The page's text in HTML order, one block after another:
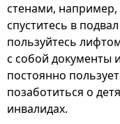
стенами,
спуститесь в
пользуйтесь
с собой документы
постоянно
позаботиться о
инвалидах.